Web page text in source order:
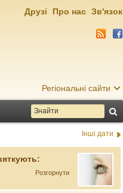
Регіональні сайти
Друзі Про нас Зв'язок
Інші дати
Розгорнути